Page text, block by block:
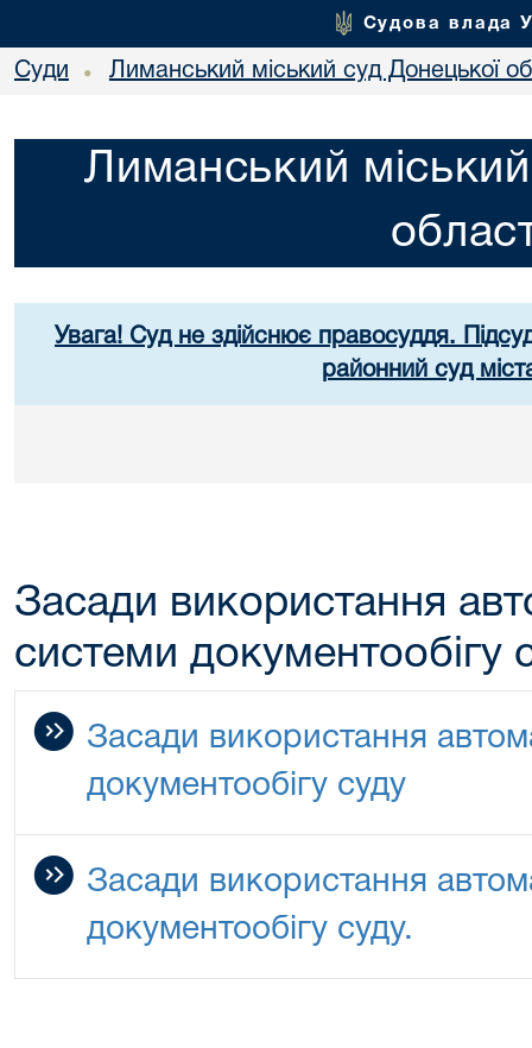
Судова влада
Суди • Лиманський міський суд Донецької
Лиманський
Увага! Суд не здійснює правосуддя.
районний суд
Засади використання
системи документообігу
Засади використання
документообігу суду
Засади використання
документообігу суду.